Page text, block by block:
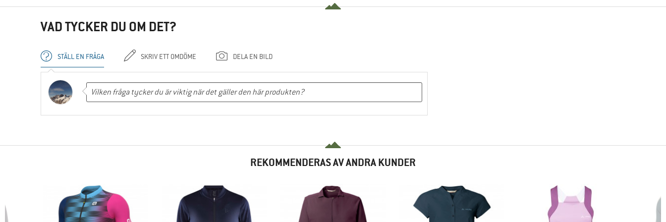
VAD TYCKER DU OM DET?
STÄLL EN FRÅGA SKRIV ETT OMDÖME DELA EN BILD
REKOMMENDERAS AV ANDRA KUNDER